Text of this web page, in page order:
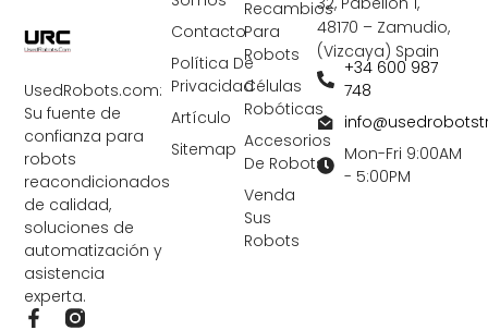
UsedRobots.com:
Su fuente de
confianza para
robots
reacondicionados
de calidad,
soluciones de
automatización y
asistencia
experta.
F
Recambios
Para
Robots
Células
Robóticas
Accesorios
De Robots
Venda
Sus
Robots
Contacto
Política De
Privacidad
Artículo
Sitemap
48170 – Zamudio,
(Vizcaya) Spain
+34 600 987
748
Mon-Fri 9:00AM
- 5:00PM